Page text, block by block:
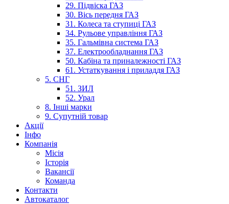
29. Підвіска ГАЗ
30. Вісь передня ГАЗ
31. Колеса та ступиці ГАЗ
34. Рульове управління ГАЗ
35. Гальмівна система ГАЗ
37. Електрообладнання ГАЗ
50. Кабіна та приналежності ГАЗ
61. Устаткування і приладдя ГАЗ
5. СНГ
51. ЗИЛ
52. Урал
8. Інші марки
9. Супутній товар
Акції
Інфо
Компанія
Місія
Історія
Вакансії
Команда
Контакти
Автокаталог